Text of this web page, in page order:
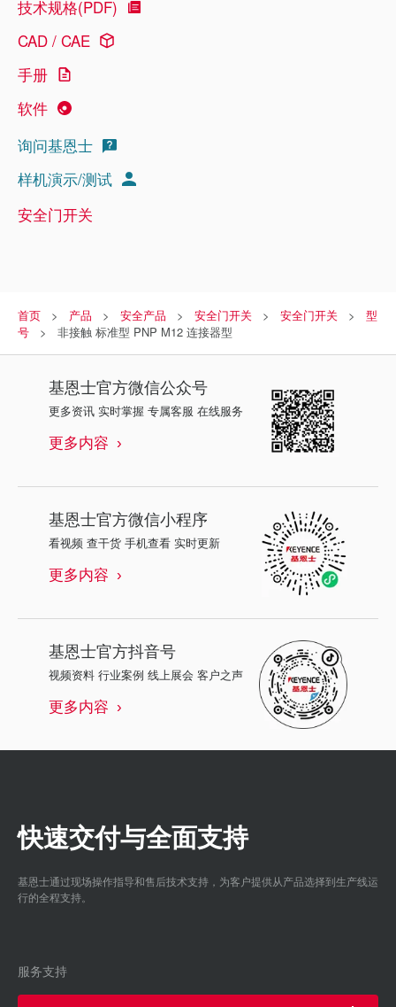
技术规格(PDF)
CAD / CAE
手册
软件
询问基恩士
样机演示/测试
安全门开关
首页 产品 安全产品 安全门开关 安全门开关
型
号
非接触 标准型 PNP M12 连接器型
基恩士官方微信公众号
更多资讯 实时掌握 专属客服 在线服务
更多内容
基恩士官方微信小程序
看视频 查干货 手机查看 实时更新
更多内容
基恩士官方抖音号
视频资料 行业案例 线上展会 客户之声
更多内容
快速交付与全面支持
基恩士通过现场操作指导和售后技术支持，为客户提供从产品选择到生产线运
行的全程支持。
服务支持